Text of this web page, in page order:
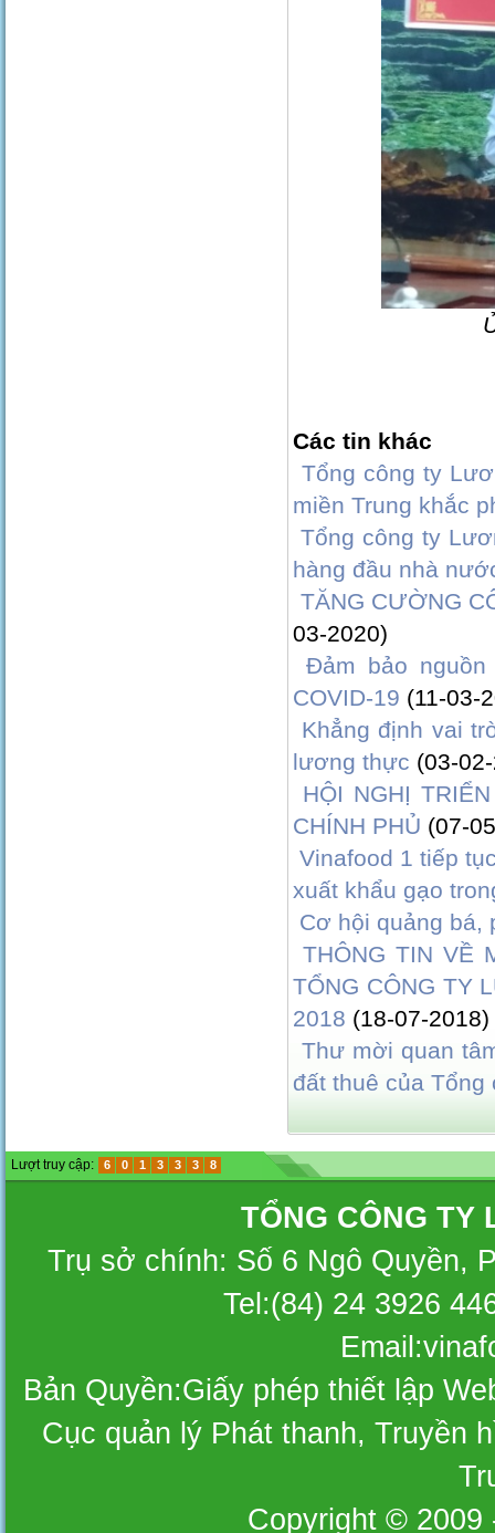
Các tin khác
Tổng công ty
miền Trung khắc
Tổng công ty
hàng đầu nhà
TĂNG CƯỜNG
03-2020)
Đảm bảo
COVID-19 (11-03-
Khẳng định vai
lương thực (03-
HỘI NGHỊ
CHÍNH PHỦ (07-
Vinafood 1 tiếp
xuất khẩu gạo
Cơ hội quảng bá,
THÔNG TIN VỀ
TỔNG CÔNG TY
2018 (18-07-2018)
Thư mời quan
đất thuê của Tổng
Lượt truy cập: 6 0 1 3 3 3 8
TỔNG CÔNG TY
Trụ sở chính: Số 6 Ngô Quyền,
Tel:(84) 24 3926
Bản Quyền:Giấy phép thiết lập
Cục quản lý Phát thanh, Truyền
Copyright © 2009